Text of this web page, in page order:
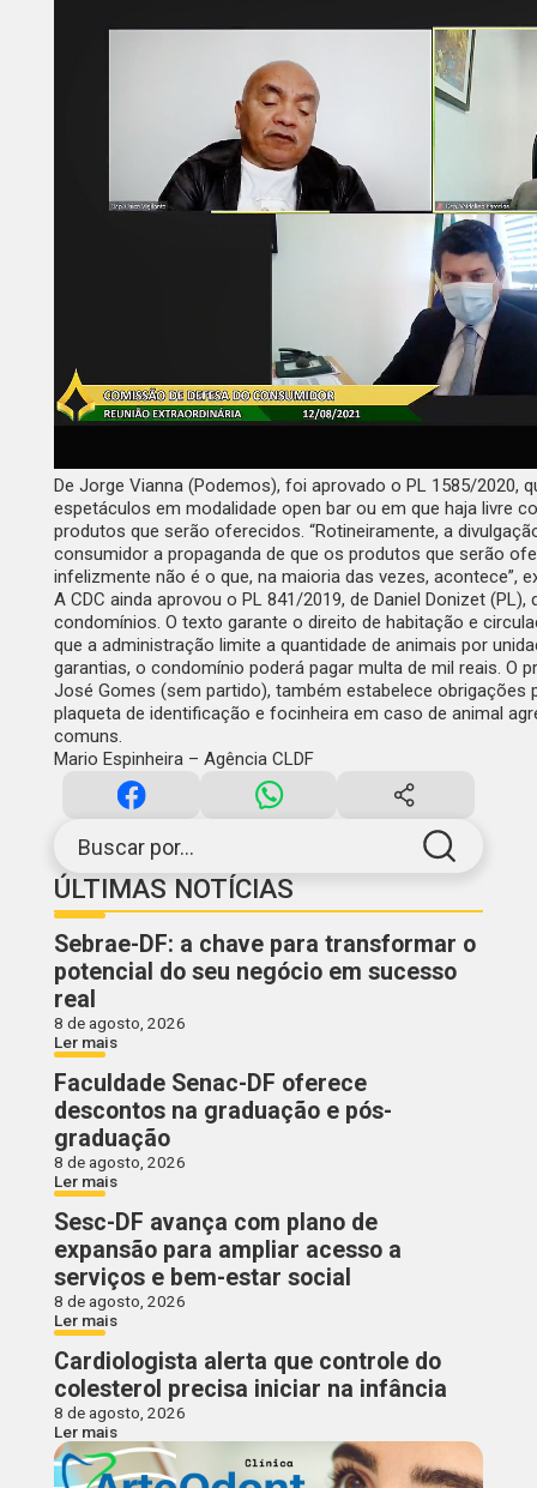
Buscar por...
ÚLTIMAS NOTÍCIAS
Sebrae-DF: a chave para transformar o
potencial do seu negócio em sucesso
real
8 de agosto, 2026
Ler mais
Faculdade Senac-DF oferece
descontos na graduação e pós-
graduação
8 de agosto, 2026
Ler mais
Sesc-DF avança com plano de
expansão para ampliar acesso a
serviços e bem-estar social
8 de agosto, 2026
Ler mais
Cardiologista alerta que controle do
colesterol precisa iniciar na infância
8 de agosto, 2026
Ler mais
De Jorge Vianna (Podemos), foi aprovado o PL 1585/2020,
espetáculos em modalidade open barou em que haja livre
produtos que serão oferecidos. “Rotineiramente, a
consumidor a propaganda de que os produtos que serão
infelizmente não é o que, na maioria das vezes, acontece”,
​​​​​​​A CDC ainda aprovou o PL 841/2019, de Daniel Donizet
condomínios. O texto garante o direito de habitação e
que a administração limite a quantidade de animais por
garantias, o condomínio poderá pagar multa de mil reais. O
José Gomes (sem partido), também estabelece
plaqueta de identificação e focinheira em caso de animal
comuns.
Mario Espinheira – Agência CLDF